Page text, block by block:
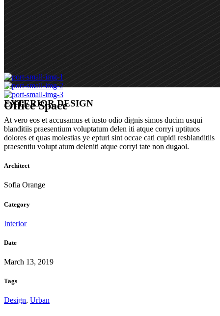
Office Space
EXTERIOR DESIGN
At vero eos et accusamus et iusto odio dignis simos ducim usqui
blanditiis praesentium voluptatum delen iti atque corryi uptituos
dolores et quas molestias ye epturi sint occae cati cupidi resblanditiis
praesentiu volupt atum deleniti atque corryi tate non dugaol.
Architect
Sofia Orange
Category
Interior
Date
March 13, 2019
Tags
Design, Urban